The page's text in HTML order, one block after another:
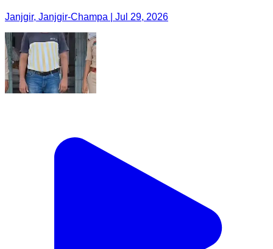
Janjgir, Janjgir-Champa | Jul 29, 2026